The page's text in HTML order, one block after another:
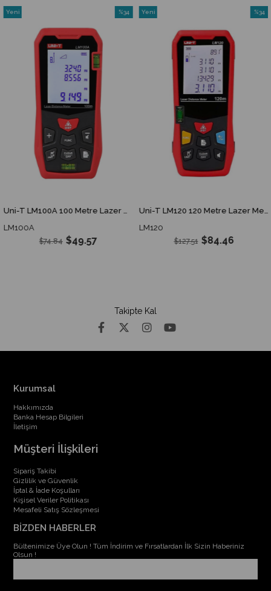
Uni-T LM100A 100 Metre Lazer Metre Mesafe Ölçer
$49.57
$74.84
%34
Yeni
Uni-T LM120 120 Metre Lazer Metre Mesafe Ölçer
LM120
$84.46
$127.51
%34
Yeni
Takipte Kal
Kurumsal
Hakkımızda
Banka Hesap Bilgileri
İletişim
Müşteri İlişkileri
Sipariş Takibi
Gizlilik ve Güvenlik
İptal & İade Koşulları
Kişisel Veriler Politikası
Mesafeli Satış Sözleşmesi
BİZDEN HABERLER
Bültenimize Üye Olun ! Tüm İndirim ve Fırsatlardan İlk Sizin Haberiniz
Olsun !